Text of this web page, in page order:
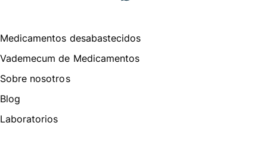
Medicamentos desabastecidos
Vademecum de Medicamentos
Sobre nosotros
Blog
Laboratorios